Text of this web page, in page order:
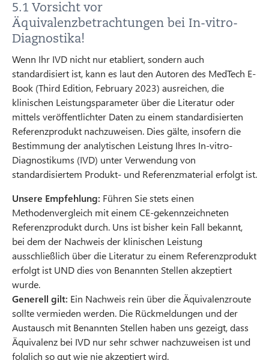
5.1 Vorsicht vor
Äquivalenzbetrachtungen bei In-vitro-
Diagnostika!
Wenn Ihr IVD nicht nur etabliert, sondern auch
standardisiert ist, kann es laut den Autoren des MedTech E-
Book (Third Edition, February 2023) ausreichen, die
klinischen Leistungsparameter über die Literatur oder
mittels veröffentlichter Daten zu einem standardisierten
Referenzprodukt nachzuweisen. Dies gälte, insofern die
Bestimmung der analytischen Leistung Ihres In-vitro-
Diagnostikums (IVD) unter Verwendung von
standardisiertem Produkt- und Referenzmaterial erfolgt ist.
Unsere Empfehlung: Führen Sie stets einen
Methodenvergleich mit einem CE-gekennzeichneten
Referenzprodukt durch. Uns ist bisher kein Fall bekannt,
bei dem der Nachweis der klinischen Leistung
ausschließlich über die Literatur zu einem Referenzprodukt
erfolgt ist UND dies von Benannten Stellen akzeptiert
wurde.
Generell gilt: Ein Nachweis rein über die Äquivalenzroute
sollte vermieden werden. Die Rückmeldungen und der
Austausch mit Benannten Stellen haben uns gezeigt, dass
Äquivalenz bei IVD nur sehr schwer nachzuweisen ist und
folglich so gut wie nie akzeptiert wird.